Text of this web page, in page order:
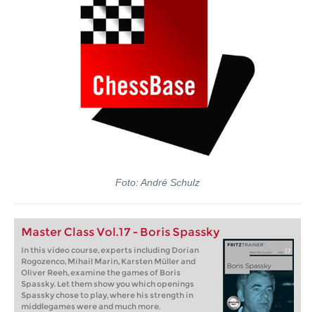
Foto: André Schulz
Master Class Vol.17 - Boris Spassky
In this video course, experts including Dorian
Rogozenco, Mihail Marin, Karsten Müller and
Oliver Reeh, examine the games of Boris
Spassky. Let them show you which openings
Spassky chose to play, where his strength in
middlegames were and much more.